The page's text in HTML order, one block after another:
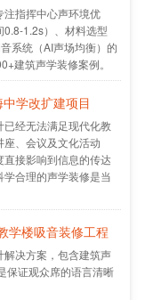
指挥中心声环境优
1.2s）、材料选型
系统（AI声场均衡）的
建筑声学装修案例。
学改扩建项目
经无法满足现代化教
、会议及文化活动
接影响到信息的传达
合理的声学装修是当
学楼吸音装修工程
决方案，包含建筑声
保证观众席的语言清晰